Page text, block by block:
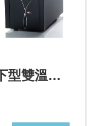
宮黛觸控式櫥下型雙溫飲水機GD-600心+基本安裝+GD濾心 (加Line ID:@ye888)